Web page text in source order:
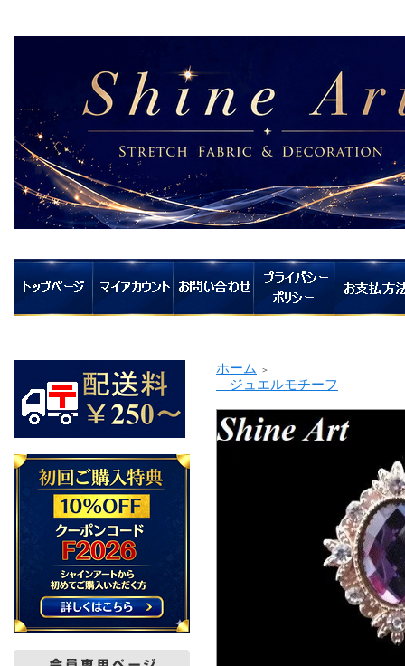
ホーム ＞
ジュエルモチーフ